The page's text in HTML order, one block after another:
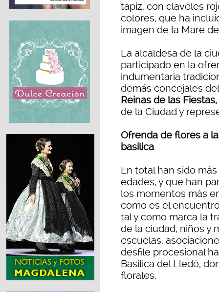
tapiz, con claveles
colores, que ha
imagen de la Mare
La alcaldesa de la
participado en la
indumentaria
demás concejales
Reinas de las
de la Ciudad y
Ofrenda de flores a
basílica
En total han sido
edades, y que han
los momentos más
como es el
tal y como marca la
de la ciudad, niños y
escuelas,
desfile procesional
Basílica del Lledó,
florales.